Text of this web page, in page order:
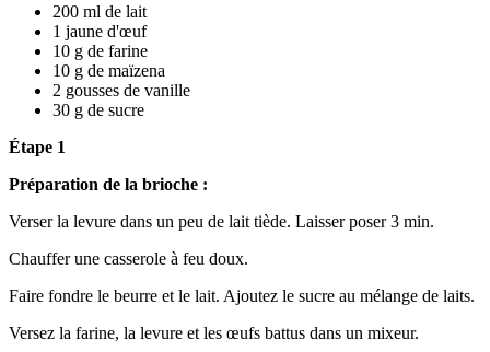
200 ml de lait
1 jaune d'œuf
10 g de farine
10 g de maïzena
2 gousses de vanille
30 g de sucre
Étape 1
Préparation de la brioche :
Verser la levure dans un peu de lait tiède. Laisser poser 3 min.
Chauffer une casserole à feu doux.
Faire fondre le beurre et le lait. Ajoutez le sucre au mélange de laits.
Versez la farine, la levure et les œufs battus dans un mixeur.